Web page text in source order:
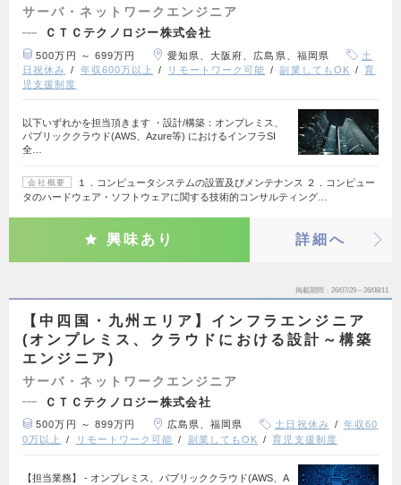
サーバ・ネットワークエンジニア
ＣＴＣテクノロジー株式会社
500万円 ～ 699万円 愛知県、大阪府、広島県、福岡県
土
日祝休み
年収600万以上 リモートワーク可能 副業してもOK
育
児支援制度
以下いずれかを担当頂きます ・設計/構築：オンプレミス、
パブリッククラウド(AWS、Azure等) におけるインフラSI
全…
会社概要
１．コンピュータシステムの設置及びメンテナンス ２．コンピュー
タのハードウェア・ソフトウェアに関する技術的コンサルティング…
興味あり 詳細へ
掲載期間 26/07/29～26/08/11
【中四国・九州エリア】インフラエンジニア
(オンプレミス、クラウドにおける設計～構築
エンジニア)
サーバ・ネットワークエンジニア
ＣＴＣテクノロジー株式会社
500万円 ～ 899万円 広島県、福岡県 土日祝休み
年収60
0万以上
リモートワーク可能 副業してもOK 育児支援制度
【担当業務】 - オンプレミス、パブリッククラウド(AWS、A